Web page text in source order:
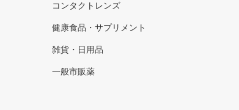
コンタクトレンズ
健康食品・サプリメント
雑貨・日用品
一般市販薬